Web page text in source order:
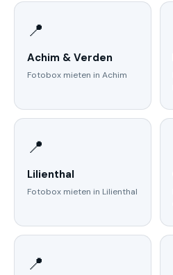
📍
Achim & Verden
Fotobox mieten in Achim
📍
Lilienthal
Fotobox mieten in Lilienthal
📍